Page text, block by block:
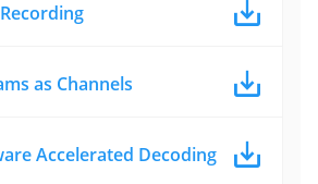
as Channels
Accelerated Decoding